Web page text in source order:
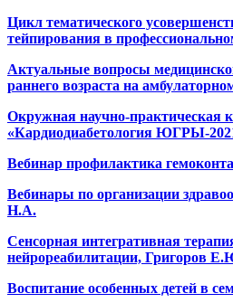
Цикл тематического
тейпирования в
Актуальные вопросы
раннего возраста на
Окружная научно-практическая
«Кардиодиабетология ЮГРЫ-
Вебинар профилактика
Вебинары по организации
Н.А.
Сенсорная интегративная
нейрореабилитации, Григоров
Воспитание особенных детей в